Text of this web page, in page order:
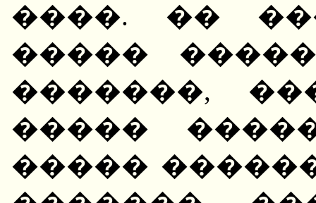
����. ��
�����
�������,
�����
�����